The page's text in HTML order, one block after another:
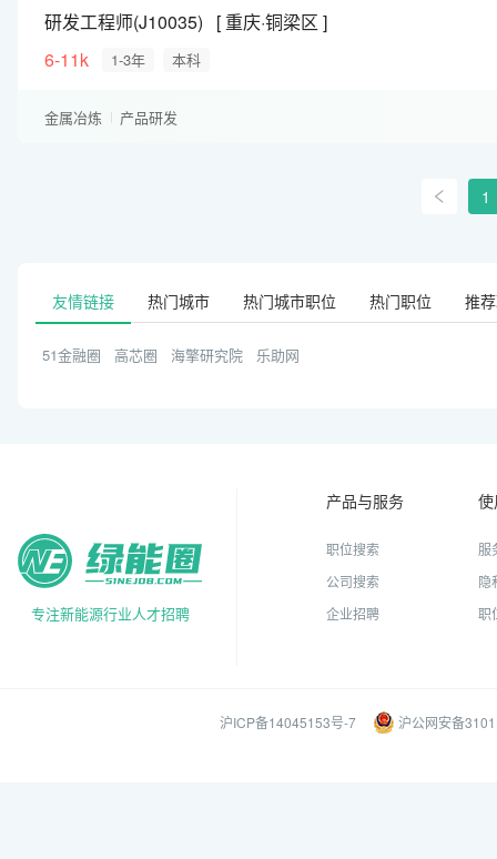
研发工程师(J10035)
重庆·铜梁区
6-11k
1-3年 本科
金属冶炼 产品研发
1
友情链接 热门城市 热门城市职位 热门职位 推
51金融圈 高芯圈 海擎研究院 乐助网
专注新能源行业人才招聘
产品与服务
职位搜索
公司搜索
企业招聘
服
隐
职
沪ICP备14045153号-7 沪公网安备